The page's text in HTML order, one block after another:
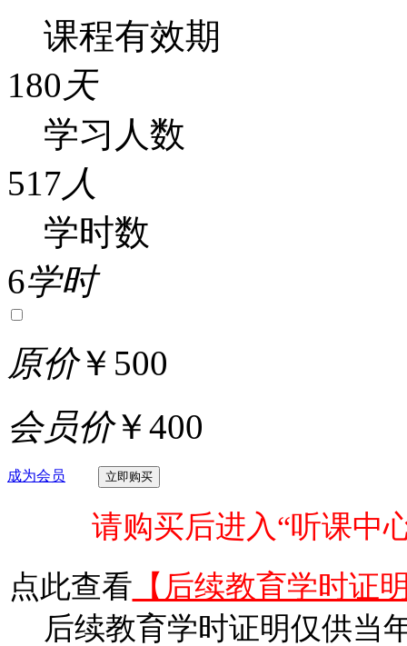
课程有效期
180 天
学习人数
517人
学时数
6学时
原价￥500
会员价￥400
成为会员
请购买后进入“听课中
点此查看 【后续教育学时证
后续教育学时证明仅供当